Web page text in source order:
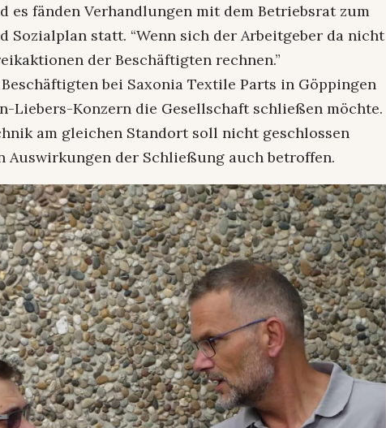
es fänden Verhandlungen mit dem Betriebsrat zum
Sozialplan statt. “Wenn sich der Arbeitgeber da nicht
der Beschäftigten rechnen.”
bei Saxonia Textile Parts in Göppingen
Liebers-Konzern die Gesellschaft schließen möchte.
am gleichen Standort soll nicht geschlossen
Auswirkungen der Schließung auch betroffen.